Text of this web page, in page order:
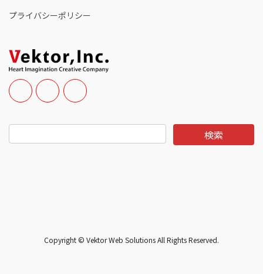
プライバシーポリシー
Copyright © Vektor Web Solutions All Rights Reserved.